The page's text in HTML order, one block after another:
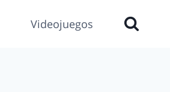
Videojuegos